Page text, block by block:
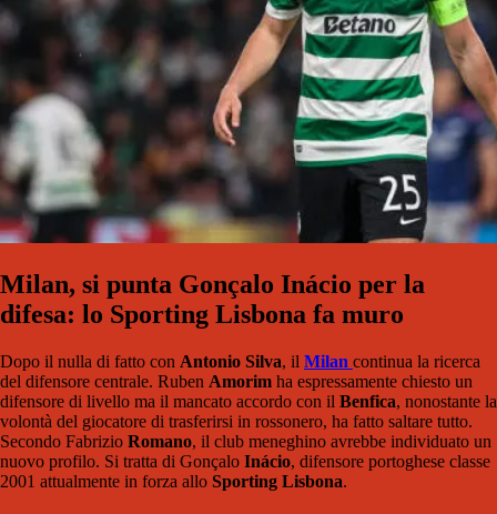
Milan, si punta Gonçalo Inácio per la
difesa: lo Sporting Lisbona fa muro
Dopo il nulla di fatto con Antonio Silva, il Milan continua la ricerca
del difensore centrale. Ruben Amorim ha espressamente chiesto un
difensore di livello ma il mancato accordo con il Benfica, nonostante la
volontà del giocatore di trasferirsi in rossonero, ha fatto saltare tutto.
Secondo Fabrizio Romano, il club meneghino avrebbe individuato un
nuovo profilo. Si tratta di Gonçalo Inácio, difensore portoghese classe
2001 attualmente in forza allo Sporting Lisbona.